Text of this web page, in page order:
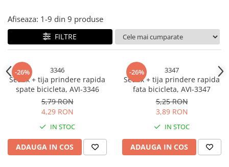
Bureti si lavete
Manusi bucatarie
Manusi unica folosinta
Cutii postale
Decoratiuni casa & sarbatori
Accesorii decorative
Iluminat & Electrice
Benzi LED
Accesorii corpuri de iluminat
Afiseaza: 1-9 din 9 produse
FILTRE
-26% 3346
Set ax + tija prindere rapida
spate bicicleta, AVI-3346
5,79 RON
4,29 RON
IN STOC
ADAUGA IN COS
-26% 3347
Set ax + tija prindere rapida
fata bicicleta, AVI-3347
5,25 RON
3,89 RON
IN STOC
ADAUGA IN COS